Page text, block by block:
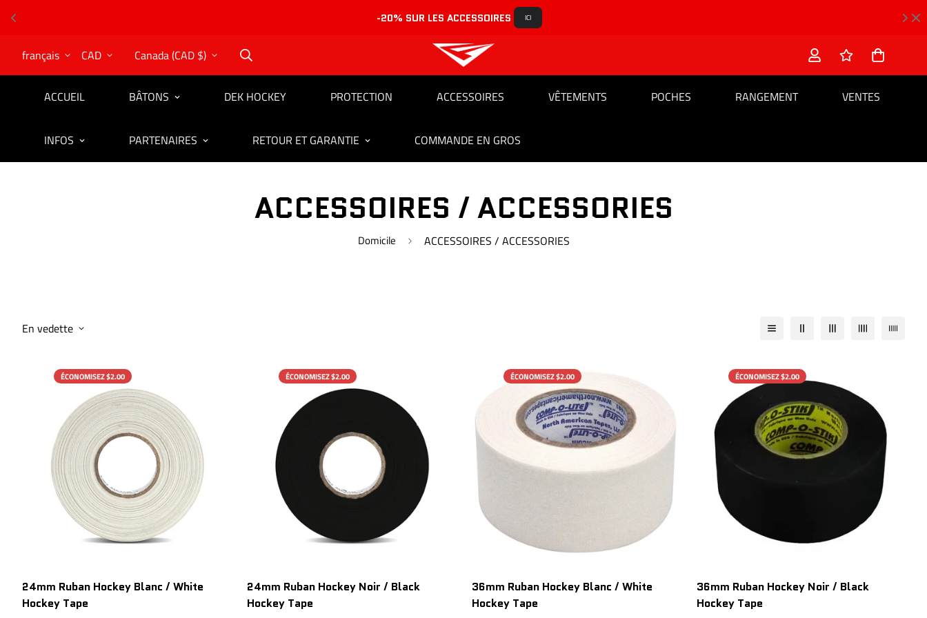
-20% SUR LES ACCESSOIRES ICI
français CAD Canada (CAD $)
ACCUEIL BÂTONS DEK HOCKEY PROTECTION ACCESSOIRES VÊTEMENTS POCHES RANGEMENT VENTES
INFOS PARTENAIRES RETOUR ET GARANTIE COMMANDE EN GROS
ACCESSOIRES / ACCESSORIES
Domicile ACCESSOIRES / ACCESSORIES
En vedette
ÉCONOMISEZ $2.00
24mm Ruban Hockey Blanc / White
Hockey Tape
ÉCONOMISEZ $2.00
24mm Ruban Hockey Noir / Black
Hockey Tape
ÉCONOMISEZ $2.00
36mm Ruban Hockey Blanc / White
Hockey Tape
ÉCONOMISEZ $2.00
36mm Ruban Hockey Noir / Black
Hockey Tape